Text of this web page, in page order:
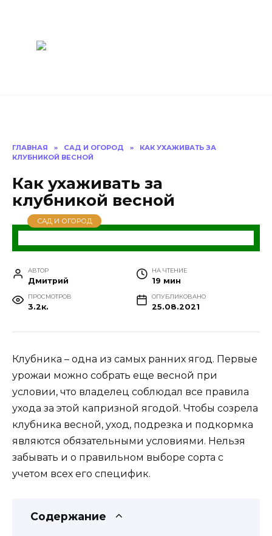
ГЛАВНАЯ » САД И ОГОРОД »
КАК УХАЖИВАТЬ ЗА
КЛУБНИКОЙ ВЕСНОЙ
Как ухаживать за
клубникой весной
САД И ОГОРОД
АВТОР
Дмитрий
НА ЧТЕНИЕ
19 мин
ПРОСМОТРОВ
3.2к.
ОПУБЛИКОВАНО
25.08.2021
Клубника – одна из самых ранних ягод. Первые
урожаи можно собрать еще весной при
условии, что владелец соблюдал все правила
ухода за этой капризной ягодой. Чтобы созрела
клубника весной, уход, подрезка и подкормка
являются обязательными условиями. Нельзя
забывать и о правильном выборе сорта с
учетом всех его специфик.
Содержание